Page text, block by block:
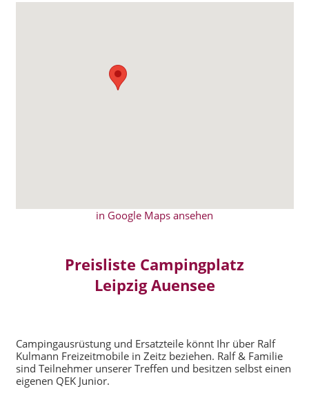
in Google Maps ansehen
Preisliste Campingplatz
Leipzig Auensee
Campingausrüstung und Ersatzteile könnt Ihr über Ralf
Kulmann Freizeitmobile in Zeitz beziehen. Ralf & Familie
sind Teilnehmer unserer Treffen und besitzen selbst einen
eigenen QEK Junior.